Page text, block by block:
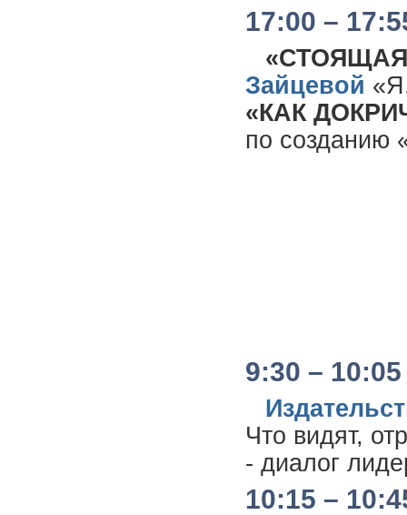
17:00 –
Зайцевой
«КАК
по созданию
9:30 – 10:05
Что видят,
- диалог
10:15 –